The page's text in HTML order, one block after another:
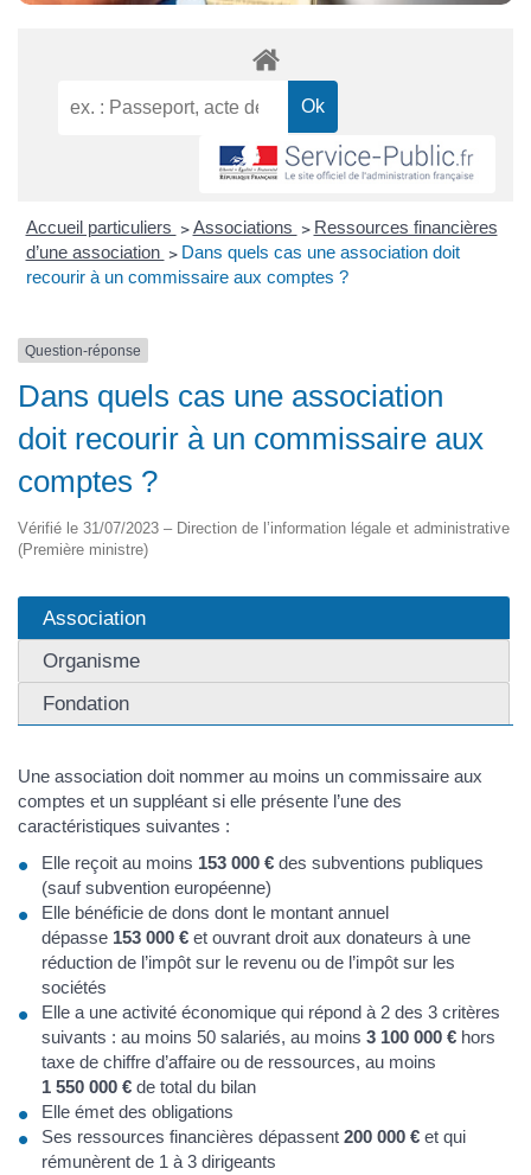
Accueil particuliers > Associations > Ressources financières
d’une association > Dans quels cas une association doit
recourir à un commissaire aux comptes ?
Question-réponse
Dans quels cas une association
doit recourir à un commissaire aux
comptes ?
Vérifié le 31/07/2023 – Direction de l’information légale et administrative
(Première ministre)
Association
Organisme
Fondation
Une association doit nommer au moins un commissaire aux
comptes et un suppléant si elle présente l’une des
caractéristiques suivantes :
Elle reçoit au moins 153 000 € des subventions publiques
(sauf subvention européenne)
Elle bénéficie de dons dont le montant annuel
dépasse 153 000 € et ouvrant droit aux donateurs à une
réduction de l’impôt sur le revenu ou de l’impôt sur les
sociétés
Elle a une activité économique qui répond à 2 des 3 critères
suivants : au moins 50 salariés, au moins 3 100 000 € hors
taxe de chiffre d’affaire ou de ressources, au moins
1 550 000 € de total du bilan
Elle émet des obligations
Ses ressources financières dépassent 200 000 € et qui
rémunèrent de 1 à 3 dirigeants